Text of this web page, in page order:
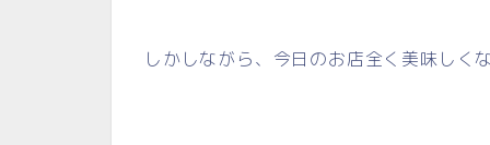
しかしながら、今日のお店全く美味しく